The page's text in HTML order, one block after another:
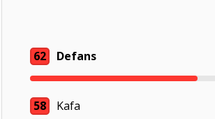
62 Defans
58
Kafa